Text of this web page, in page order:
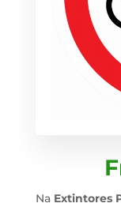
Na Extintores